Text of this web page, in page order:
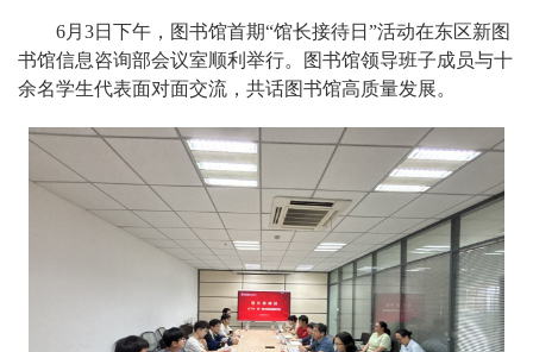
6月3日下午，图书馆首期“馆长接待日”活动在东区新图
书馆信息咨询部会议室顺利举行。图书馆领导班子成员与十
余名学生代表面对面交流，共话图书馆高质量发展。